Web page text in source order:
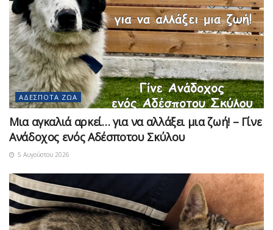
ΑΔΈΣΠΟΤΑ ΖΏΑ
Μια αγκαλιά αρκεί… για να αλλάξει μια ζωή! – Γίνε
Ανάδοχος ενός Αδέσποτου Σκύλου
5 Αυγούστου 2026